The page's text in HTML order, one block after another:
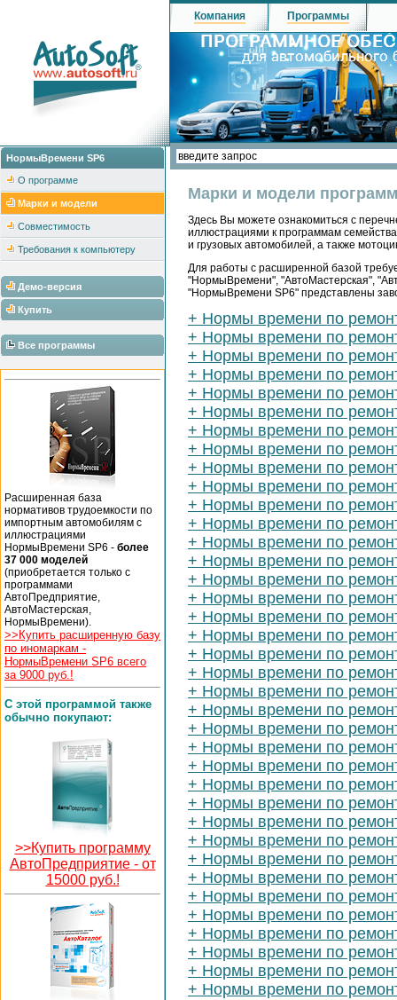
НормыВремени SP6
О программе
Марки и модели
Совместимость
Требования к компьютеру
Демо-версия
Купить
Все программы
Расширенная база
нормативов трудоемкости по
импортным автомобилям с
иллюстрациями
НормыВремени SP6 - более
37 000 моделей
(приобретается только с
программами
АвтоПредприятие,
АвтоМастерская,
НормыВремени).
>>Купить расширенную базу
по иномаркам -
НормыВремени SP6 всего
за 9000 руб.!
С этой программой также
обычно покупают:
>>Купить программу
АвтоПредприятие - от
15000 руб.!
Компания Программы
Марки и модели
Здесь Вы можете ознакомиться с
иллюстрациями к программам
и грузовых автомобилей, а также
Для работы с расширенной базой
"НормыВремени", "АвтоМастерская",
"НормыВремени SP6" представлены
+ Нормы времени по
+ Нормы времени по
+ Нормы времени по
+ Нормы времени по
+ Нормы времени по
+ Нормы времени по
+ Нормы времени по
+ Нормы времени по
+ Нормы времени по
+ Нормы времени по
+ Нормы времени по
+ Нормы времени по
+ Нормы времени по
+ Нормы времени по
+ Нормы времени по
+ Нормы времени по
+ Нормы времени по
+ Нормы времени по
+ Нормы времени по
+ Нормы времени по
+ Нормы времени по
+ Нормы времени по
+ Нормы времени по
+ Нормы времени по
+ Нормы времени по
+ Нормы времени по
+ Нормы времени по
+ Нормы времени по
+ Нормы времени по
+ Нормы времени по
+ Нормы времени по
+ Нормы времени по
+ Нормы времени по
+ Нормы времени по
+ Нормы времени по
+ Нормы времени по
+ Нормы времени по